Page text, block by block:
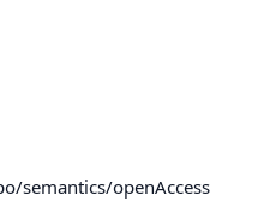
semantics/openAccess